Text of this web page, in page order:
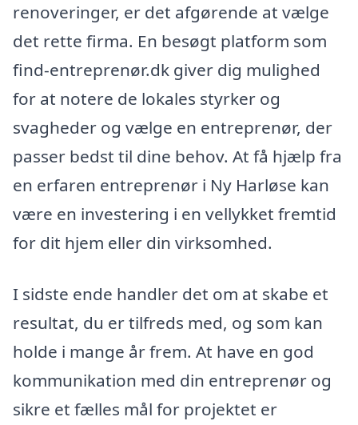
renoveringer, er det afgørende at vælge
det rette firma. En besøgt platform som
find-entreprenør.dk giver dig mulighed
for at notere de lokales styrker og
svagheder og vælge en entreprenør, der
passer bedst til dine behov. At få hjælp fra
en erfaren entreprenør i Ny Harløse kan
være en investering i en vellykket fremtid
for dit hjem eller din virksomhed.
I sidste ende handler det om at skabe et
resultat, du er tilfreds med, og som kan
holde i mange år frem. At have en god
kommunikation med din entreprenør og
sikre et fælles mål for projektet er